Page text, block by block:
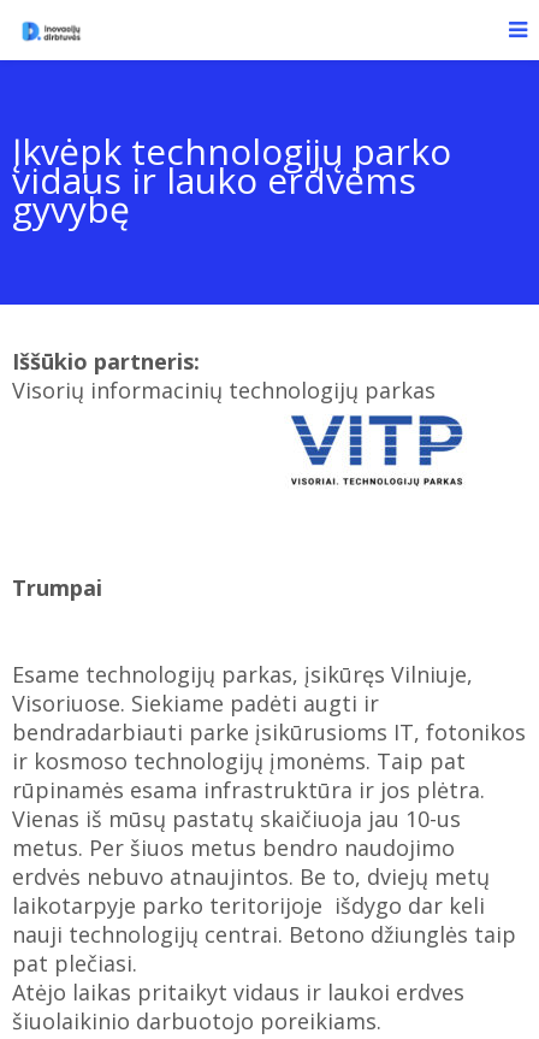
Įkvėpk technologijų parko
vidaus ir lauko erdvėms
gyvybę
Iššūkio partneris:
Visorių informacinių technologijų parkas
Trumpai
Esame technologijų parkas, įsikūręs Vilniuje,
Visoriuose. Siekiame padėti augti ir
bendradarbiauti parke įsikūrusioms IT, fotonikos
ir kosmoso technologijų įmonėms. Taip pat
rūpinamės esama infrastruktūra ir jos plėtra.
Vienas iš mūsų pastatų skaičiuoja jau 10-us
metus. Per šiuos metus bendro naudojimo
erdvės nebuvo atnaujintos. Be to, dviejų metų
laikotarpyje parko teritorijoje išdygo dar keli
nauji technologijų centrai. Betono džiunglės taip
pat plečiasi.
Atėjo laikas pritaikyt vidaus ir laukoi erdves
šiuolaikinio darbuotojo poreikiams.